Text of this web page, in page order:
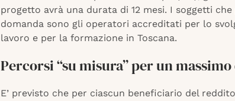
progetto avrà una durata di 12 mesi. I soggetti
domanda sono gli operatori accreditati per lo
lavoro e per la formazione in Toscana.
Percorsi “su misura” per un
E’ previsto che per ciascun beneficiario del